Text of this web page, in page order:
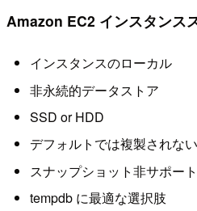
Amazon EC2 インスタンス
インスタンスのローカル
非永続的データストア
SSD or HDD
デフォルトでは複製されな
スナップショット非サポート
tempdb に最適な選択肢